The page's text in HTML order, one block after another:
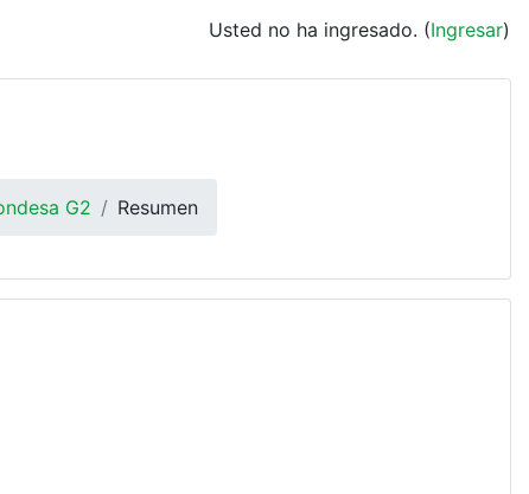
Usted no ha ingresado. (Ingresar)
G2 Resumen